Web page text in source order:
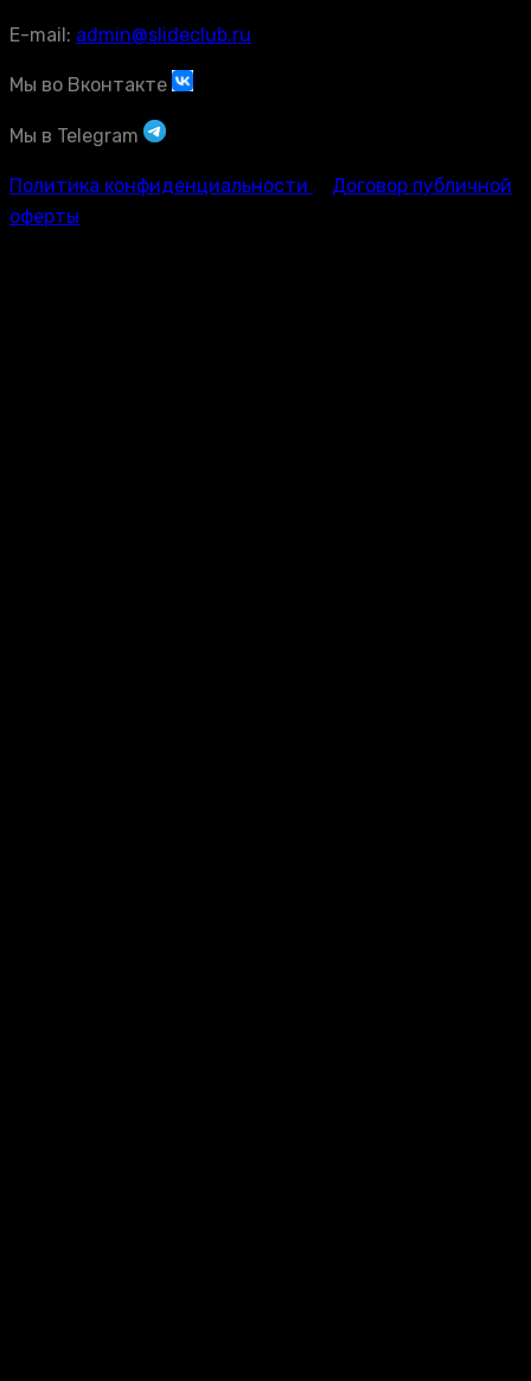
E-mail: admin@slideclub.ru
Мы во Вконтакте
Мы в Telegram
Политика конфиденциальности
Договор публичной
оферты